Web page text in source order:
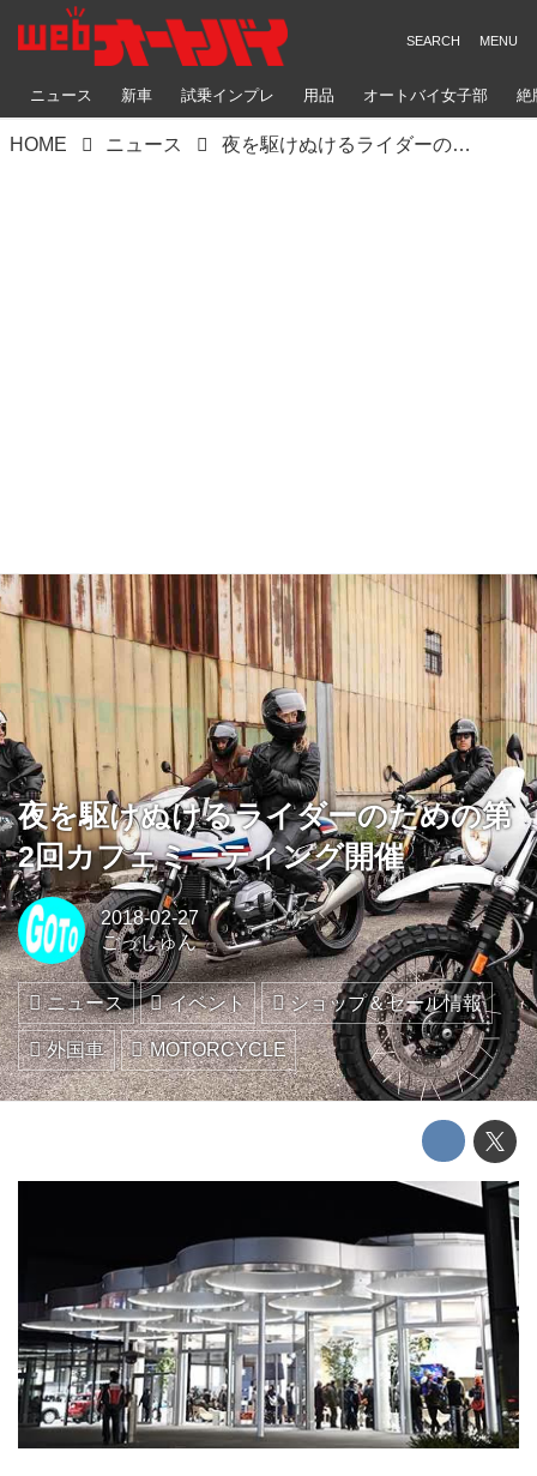
ニュース 新車 試乗インプレ 用品 オートバイ女子部 絶
HOME ニュース 夜を駆けぬけるライダーのための第2回カフェミーティング開催
夜を駆けぬけるライダーのための第
2回カフェミーティング開催
2018-02-27
ごっじゅん
ニュース イベント ショップ＆セール情報
外国車 MOTORCYCLE